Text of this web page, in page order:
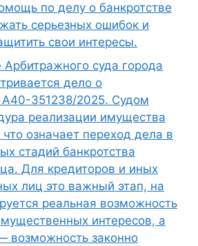
по делу о банкротстве
серьезных ошибок и
свои интересы.
Арбитражного суда города
дело о
351238/2025. Судом
реализации имущества
означает переход дела в
стадий банкротства
Для кредиторов и иных
лиц это важный этап, на
реальная возможность
интересов, а
возможность законно